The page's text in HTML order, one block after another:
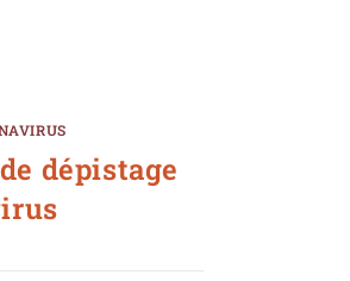
dépistage